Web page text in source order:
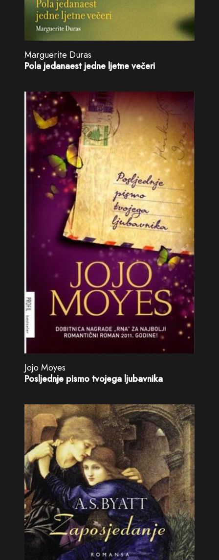
Marguerite Duras
Pola jedanaest jedne ljetne večeri
Jojo Moyes
Posljednje pismo tvojega ljubavnika